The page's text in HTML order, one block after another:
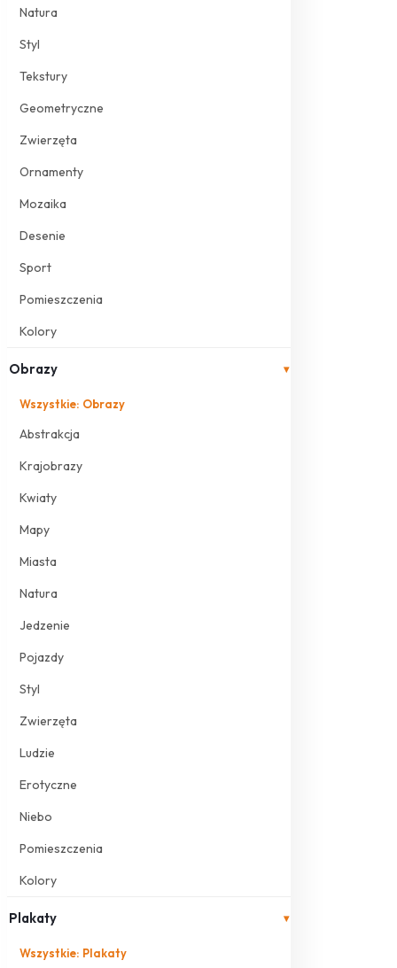
Natura
Styl
Tekstury
Geometryczne
Zwierzęta
Ornamenty
Mozaika
Desenie
Sport
Pomieszczenia
Kolory
Obrazy ▾
Wszystkie: Obrazy
Abstrakcja
Krajobrazy
Kwiaty
Mapy
Miasta
Natura
Jedzenie
Pojazdy
Styl
Zwierzęta
Ludzie
Erotyczne
Niebo
Pomieszczenia
Kolory
Plakaty ▾
Wszystkie: Plakaty